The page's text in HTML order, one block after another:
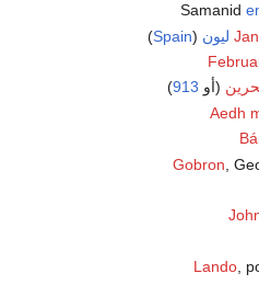
ليون (
Spain
)
(أو 913
)
Aedh
Gobron ,
Lando,